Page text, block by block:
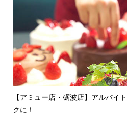
【アミュー店・砺波店】アルバ
クに！